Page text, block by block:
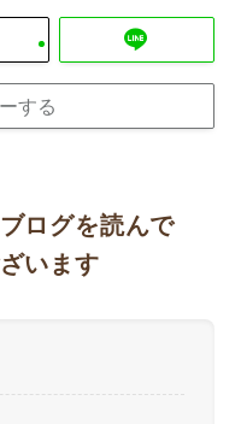
する
ログを読んで
います